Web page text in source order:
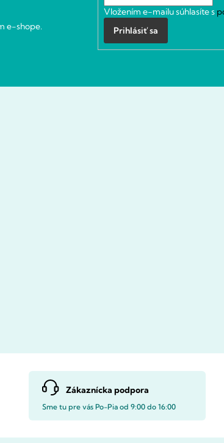
e-shope.
Vložením e-mailu súhlasíte s
Prihlásiť sa
Zákaznícka podpora
Sme tu pre vás Po-Pia od 9:00 do 16:00